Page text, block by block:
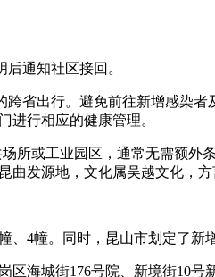
通知社区接回。
省出行。避免前往新增感染
进行相应的健康管理。
所或工业园区，通常无需额外
发源地，文化属吴越文化，方
4幢。同时，昆山市划定了新
海城街176号院、新境街10